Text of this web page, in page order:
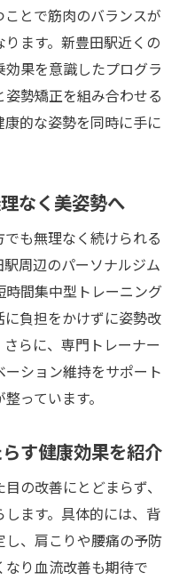
とで筋肉のバランスが
ます。新豊田駅近くの
果を意識したプログラ
勢矯正を組み合わせる
的な姿勢を同時に手に
なく美姿勢へ
も無理なく続けられる
周辺のパーソナルジム
間集中型トレーニング
負担をかけずに姿勢改
らに、専門トレーナー
ション維持をサポート
っています。
す健康効果を紹介
の改善にとどまらず、
ます。具体的には、背
、肩こりや腰痛の予防
り血流改善も期待で